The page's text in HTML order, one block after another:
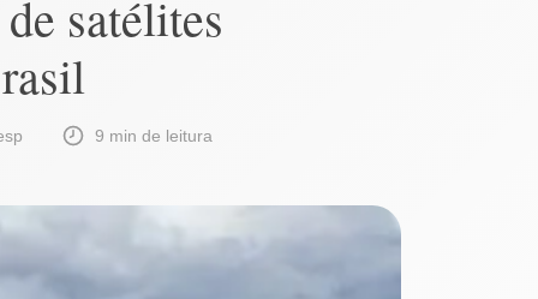
satélites
9 min de leitura